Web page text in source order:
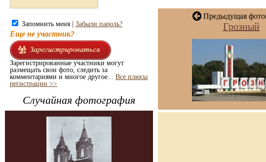
Запомнить меня | Забыли пароль?
Еще не участник?
Зарегистрированные участники могут
размещать свои фото, следить за
комментариями и многое другое... Все плюсы
регистрации >>
Случайная фотография
Предыдущая
Грозный